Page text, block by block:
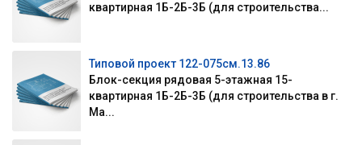
квартирная 1Б-2Б-3Б (для строительства...
Типовой проект 122-075см.13.86
Блок-секция рядовая 5-этажная 15-
квартирная 1Б-2Б-3Б (для строительства в г.
Ма...